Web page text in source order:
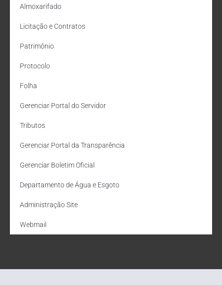
Almoxarifado
Licitação e Contratos
Patrimônio
Protocolo
Folha
Gerenciar Portal do Servidor
Tributos
Gerenciar Portal da Transparência
Gerenciar Boletim Oficial
Departamento de Água e Esgoto
Administração Site
Webmail